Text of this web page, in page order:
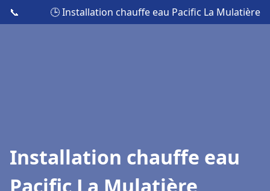
📞 🕒 Installation chauffe eau Pacific La Mulatière
Installation chauffe eau